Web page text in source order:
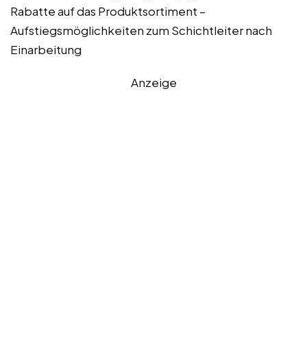
Rabatte auf das Produktsortiment –
Aufstiegsmöglichkeiten zum Schichtleiter nach
Einarbeitung
Anzeige